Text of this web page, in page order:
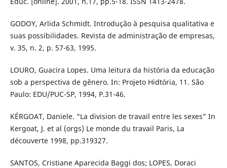
GODOY, Arlida Schmidt. Introdução à pesquisa qualitativa e
suas possibilidades. Revista de administração de empresas,
v. 35, n. 2, p. 57-63, 1995.
LOURO, Guacira Lopes. Uma leitura da história da educação
sob a perspectiva de gênero. In: Projeto Hidtória, 11. São
Paulo: EDU/PUC-SP, 1994, P.31-46.
KÉRGOAT, Daniele. “La division de travail entre les sexes” In
Kergoat, J. et al (orgs) Le monde du travail Paris, La
découverte 1998, pp.319327.
SANTOS, Cristiane Aparecida Baggi dos; LOPES, Doraci